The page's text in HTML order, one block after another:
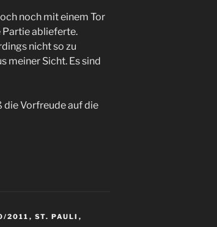
noch mit einem Tor
Partie ablieferte.
nicht so zu
meiner Sicht. Es sind
die Vorfreude auf die
2011 , ST. PAULI ,